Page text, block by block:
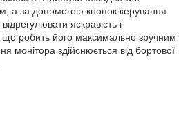
а за допомогою кнопок керування
яскравість і
що робить його максимально зручним
монітора здійснюється від бортової